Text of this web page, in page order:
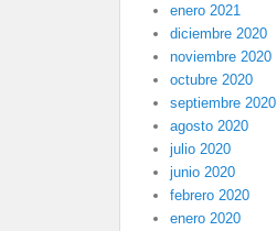
enero 2021
diciembre 2020
noviembre 2020
octubre 2020
septiembre 2020
agosto 2020
julio 2020
junio 2020
febrero 2020
enero 2020